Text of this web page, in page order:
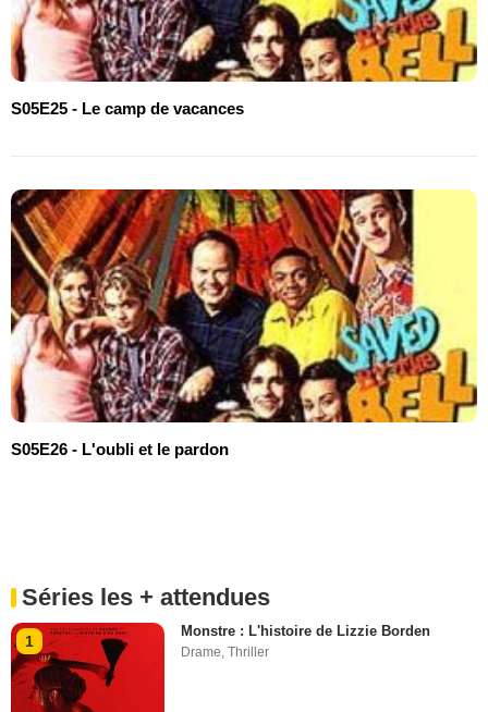
S05E25 - Le camp de vacances
S05E26 - L'oubli et le pardon
Séries les + attendues
1
Monstre : L'histoire de Lizzie Borden
Drame,Thriller